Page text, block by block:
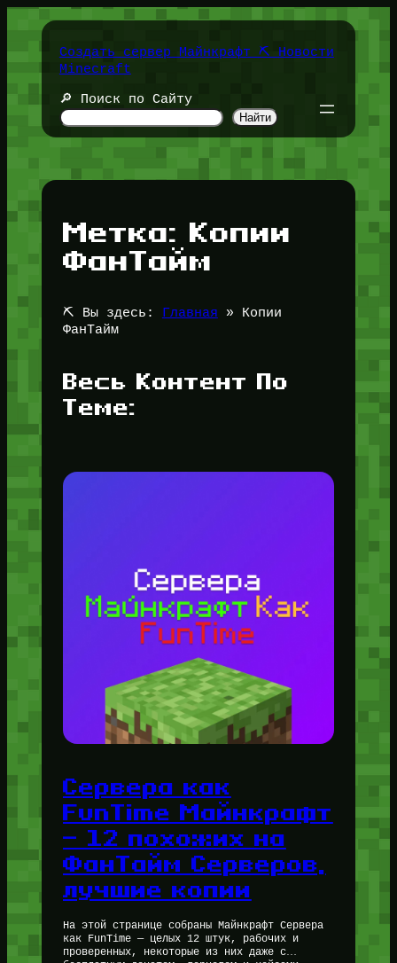
содержимомуСоздать сервер Майнкрафт ⛏️ Новости
Minecraft
🔎 Поиск по Сайту
Найти
Метка: Копии
ФанТайм
⛏️ Вы здесь: Главная » Копии
ФанТайм
Весь Контент По
Теме:
Сервера как
FunTime Майнкрафт
— 12 похожих на
ФанТайм Серверов,
лучшие копии
На этой странице собраны Майнкрафт Сервера
как FunTime — целых 12 штук, рабочих и
проверенных, некоторые из них даже с